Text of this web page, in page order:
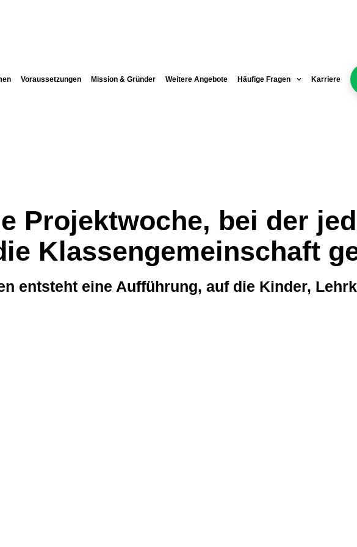
Voraussetzungen Mission & Gründer Weitere Angebote Häufige Fragen Karriere
Projektwoche, bei der
Klassengemeinschaft
entsteht eine Aufführung, auf die Kinder,